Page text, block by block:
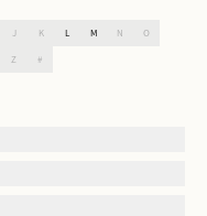
K M N O
Z #